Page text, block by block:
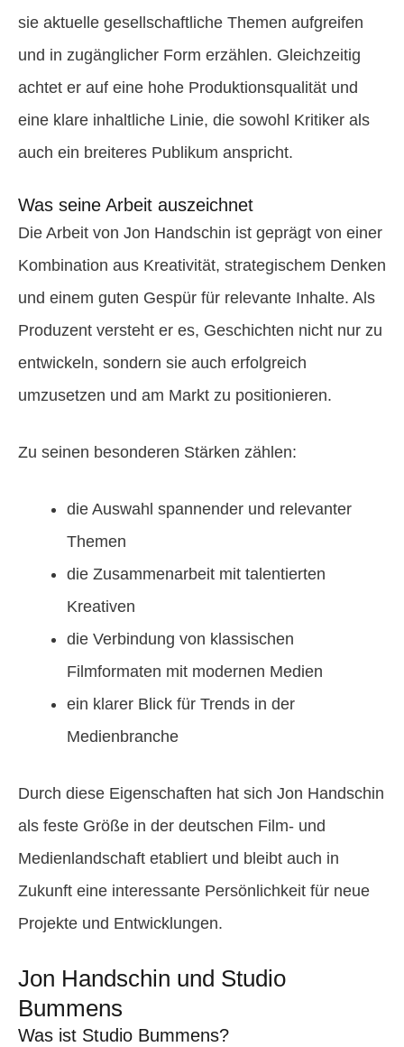
sie aktuelle gesellschaftliche Themen aufgreifen
und in zugänglicher Form erzählen. Gleichzeitig
achtet er auf eine hohe Produktionsqualität und
eine klare inhaltliche Linie, die sowohl Kritiker als
auch ein breiteres Publikum anspricht.
Was seine Arbeit auszeichnet
Die Arbeit von Jon Handschin ist geprägt von einer
Kombination aus Kreativität, strategischem Denken
und einem guten Gespür für relevante Inhalte. Als
Produzent versteht er es, Geschichten nicht nur zu
entwickeln, sondern sie auch erfolgreich
umzusetzen und am Markt zu positionieren.
Zu seinen besonderen Stärken zählen:
die Auswahl spannender und relevanter
Themen
die Zusammenarbeit mit talentierten
Kreativen
die Verbindung von klassischen
Filmformaten mit modernen Medien
ein klarer Blick für Trends in der
Medienbranche
Durch diese Eigenschaften hat sich Jon Handschin
als feste Größe in der deutschen Film- und
Medienlandschaft etabliert und bleibt auch in
Zukunft eine interessante Persönlichkeit für neue
Projekte und Entwicklungen.
Jon Handschin und Studio
Bummens
Was ist Studio Bummens?